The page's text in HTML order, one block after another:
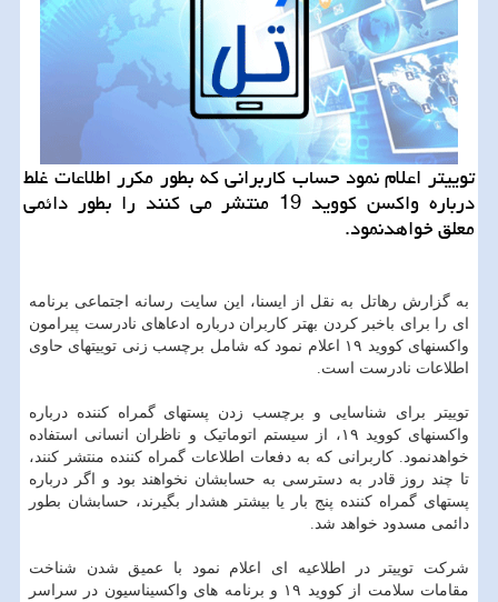
توییتر اعلام نمود حساب کاربرانی که بطور مکرر اطلاعات غلط
درباره واکسن کووید 19 منتشر می کنند را بطور دائمی
معلق خواهدنمود.
به گزارش رهاتل به نقل از ایسنا، این سایت رسانه اجتماعی برنامه
ای را برای باخبر کردن بهتر کاربران درباره ادعاهای نادرست پیرامون
واکسنهای کووید ۱۹ اعلام نمود که شامل برچسب زنی توییتهای حاوی
اطلاعات نادرست است.
توییتر برای شناسایی و برچسب زدن پستهای گمراه کننده درباره
واکسنهای کووید ۱۹، از سیستم اتوماتیک و ناظران انسانی استفاده
خواهدنمود. کاربرانی که به دفعات اطلاعات گمراه کننده منتشر کنند،
تا چند روز قادر به دسترسی به حسابشان نخواهند بود و اگر درباره
پستهای گمراه کننده پنج بار یا بیشتر هشدار بگیرند، حسابشان بطور
دائمی مسدود خواهد شد.
شرکت توییتر در اطلاعیه ای اعلام نمود با عمیق شدن شناخت
مقامات سلامت از کووید ۱۹ و برنامه های واکسیناسیون در سراسر